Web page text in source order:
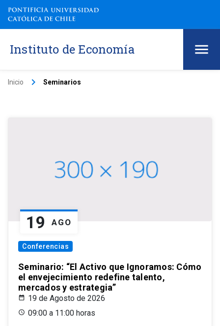
Instituto de Economía
Inicio keyboard_arrow_right Seminarios
19 AGO
Conferencias
Seminario: “El Activo que Ignoramos: Cómo
el envejecimiento redefine talento,
mercados y estrategia”
19 de Agosto de 2026
09:00 a 11:00 horas